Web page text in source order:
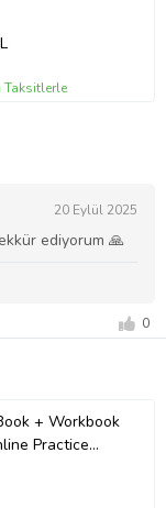
Taksitlerle
20 Eylül 2025
ediyorum 🙏
0
+ Workbook
Practice
lu)